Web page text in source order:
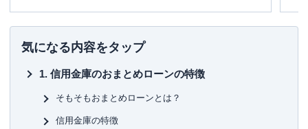
また海外移住の相談などにも対応しており、特にカナダや
韓国への移住支援などを行っている。
「
宅建資格を取るまえに読む本
が集まる94の方法」「介護経験FPが語る介護のマネー&ア
ドバイスの本 」「
テラー必携‼ あなたのファンを増やす魔
法の質問」などの著書もあり。
め
気になる内容をタップ
信用金庫のおまとめローンの特徴
そもそもおまとめローンとは？
信用金庫の特徴